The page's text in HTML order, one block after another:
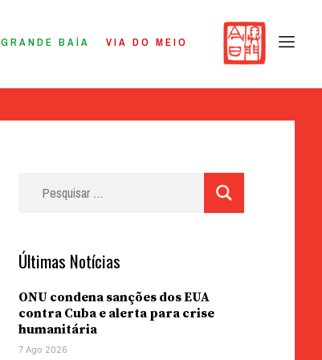
GRANDE BAÍA VIA DO MEIO
Últimas Notícias
ONU condena sanções dos EUA
contra Cuba e alerta para crise
humanitária
7 Ago 2026